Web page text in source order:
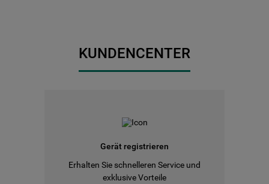
KUNDENCENTER
Gerät registrieren
Erhalten Sie schnelleren Service und
exklusive Vorteile